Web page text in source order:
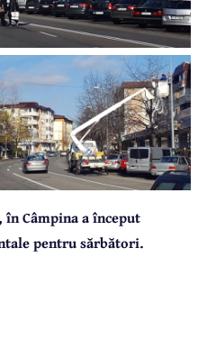
în Câmpina a început
pentru sărbători.